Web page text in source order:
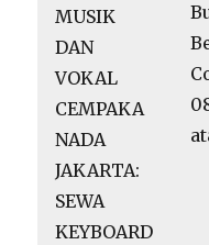
MUSIK
DAN
VOKAL
CEMPAKA
NADA
JAKARTA:
SEWA
KEYBOARD